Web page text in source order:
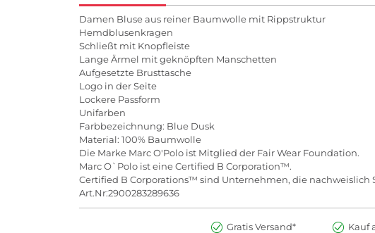
Damen Bluse aus reiner Baumwolle mit Rippstruktur
Hemdblusenkragen
Schließt mit Knopfleiste
Lange Ärmel mit geknöpften Manschetten
Aufgesetzte Brusttasche
Logo in der Seite
Lockere Passform
Unifarben
Farbbezeichnung: Blue Dusk
Material: 100% Baumwolle
Die Marke Marc O'Polo ist Mitglied der Fair Wear Foundation.
Marc O`Polo ist eine Certified B Corporation™.
Certified B Corporations™ sind Unternehmen, die
Art.Nr:2900283289636
Gratis Versand* Kauf